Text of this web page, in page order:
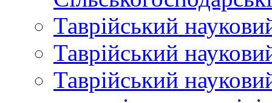
Таврійський
Таврійський
Таврійський